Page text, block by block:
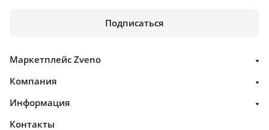
Подписаться
Маркетплейс Zveno
Компания
Информация
Контакты